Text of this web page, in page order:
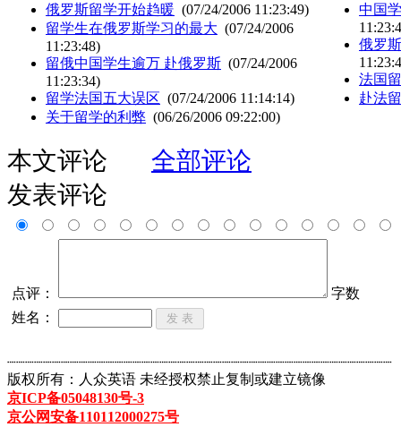
俄罗斯留学开始趋暖 (07/24/2006 11:23:49)
留学生在俄罗斯学习的最大 (07/24/2006
11:23:48)
留俄中国学生逾万 赴俄罗斯 (07/24/2006
11:23:34)
留学法国五大误区 (07/24/2006 11:14:14)
关于留学的利弊 (06/26/2006 09:22:00)
中国
俄罗
法国
赴法
本文评论
全部评论
发表评论
点评：
字数
姓名：
┈┈┈┈┈┈┈┈┈┈┈┈┈┈┈┈┈┈┈┈┈┈┈┈┈┈┈┈┈┈┈┈┈┈┈┈┈┈┈┈┈┈┈
版权所有：人众英语 未经授权禁止复制或建立镜像
京ICP备05048130号-3
京公网安备110112000275号